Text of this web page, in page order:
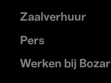
Zaalverhuur
Pers
Werken bij Bozar